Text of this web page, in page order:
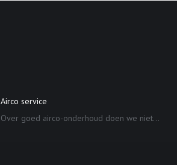
Airco service
Over goed airco-onderhoud doen we niet...